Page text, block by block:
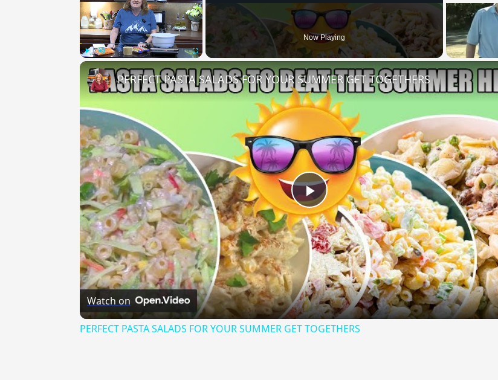
Now Playing
Play
Video
PERFECT PASTA SALADS FOR YOUR SUMMER GET TOGETHERS
Watch on
PERFECT PASTA SALADS FOR YOUR SUMMER GET TOGETHERS